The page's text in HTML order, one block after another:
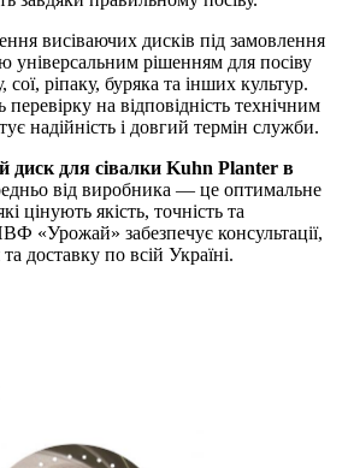
висіваючих дисків під замовлення
універсальним рішенням для посіву
ріпаку, буряка та інших культур.
на відповідність технічним
надійність і довгий термін служби.
диск для сівалки Kuhn Planter в
від виробника — це оптимальне
цінують якість, точність та
«Урожай» забезпечує консультації,
доставку по всій Україні.